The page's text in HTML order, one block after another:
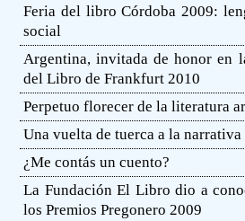
Feria del libro Córdoba 2009:
social
Argentina, invitada de honor en
del Libro de Frankfurt 2010
Perpetuo florecer de la literatura
Una vuelta de tuerca a la
¿Me contás un cuento?
La Fundación El Libro dio a
los Premios Pregonero 2009